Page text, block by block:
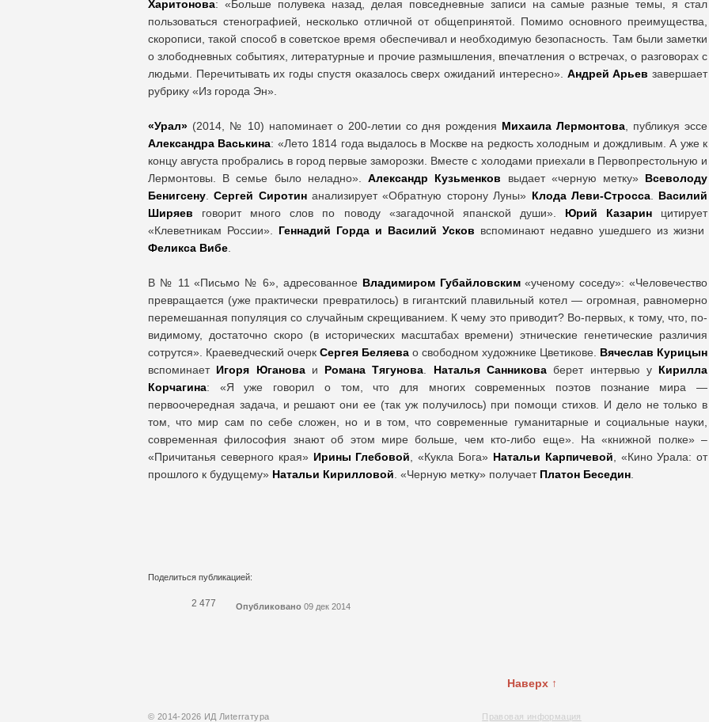
Харитонова: «Больше полувека назад, делая повседневные записи на самые разные темы, я стал
пользоваться стенографией, несколько отличной от общепринятой. Помимо основного преимущества,
скорописи, такой способ в советское время обеспечивал и необходимую безопасность. Там были заметки
о злободневных событиях, литературные и прочие размышления, впечатления о встречах, о разговорах с
людьми. Перечитывать их годы спустя оказалось сверх ожиданий интересно». Андрей Арьев завершает
рубрику «Из города Эн».
«Урал» (2014, № 10) напоминает о 200-летии со дня рождения Михаила Лермонтова , публикуя эссе
Александра Васькина: «Лето 1814 года выдалось в Москве на редкость холодным и дождливым. А уже к
концу августа пробрались в город первые заморозки. Вместе с холодами приехали в Первопрестольную и
Лермонтовы. В семье было неладно».Александр Кузьменков выдает «черную метку» Всеволоду
Бенигсену .Сергей Сиротинанализирует «Обратную сторону Луны» Клода Леви-Стросса. Василий
Ширяев говорит много слов по поводу «загадочной япанской души». Юрий Казарин цитирует
«Клеветникам России». Геннадий Горда и Василий Усков вспоминают недавно ушедшего из жизни
Феликса Вибе
В № 11 «Письмо № 6», адресованное Владимиром Губайловским«ученому соседу»: «Человечество
превращается (уже практически превратилось) в гигантский плавильный котел — огромная, равномерно
перемешанная популяция со случайным скрещиванием. К чему это приводит? Во-первых, к тому, что, по-
видимому, достаточно скоро (в исторических масштабах времени) этнические генетические различия
сотрутся». Краеведческий очеркСергея Беляева о свободном художнике Цветикове. Вячеслав Курицын
вспоминает Игоря Югановаи Романа Тягунова Наталья Санникова берет интервью у Кирилла
Корчагина: «Я уже говорил о том, что для многих современных поэтов познание мира —
первоочередная задача, и решают они ее (так уж получилось) при помощи стихов. И дело не только в
том, что мир сам по себе сложен, но и в том, что современные гуманитарные и социальные науки,
современная философия знают об этом мире больше, чем кто-либо еще». На «книжной полке» –
«Причитанья северного края» Ирины Глебовой , «Кукла Бога» Натальи Карпичевой , «Кино Урала: от
прошлого к будущему» Натальи Кирилловой . «Черную метку» получает Платон Беседин
Поделиться публикацией:
2 477 Опубликовано 09 дек 2014
Наверх ↑
© 2014-2026 ИД Лиterraтура Правовая информация